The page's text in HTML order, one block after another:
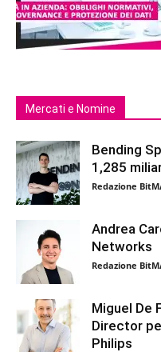
Mercati e Nomine
Bending
1,285
Redazione
Andrea
Networks
Redazione
Miguel De
Director
Philips